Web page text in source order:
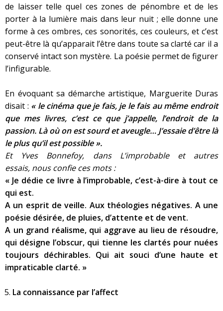
de laisser telle quel ces zones de pénombre et de les
porter à la lumière mais dans leur nuit ; elle donne une
forme à ces ombres, ces sonorités, ces couleurs, et c’est
peut-être là qu’apparait l’être dans toute sa clarté car il a
conservé intact son mystère. La poésie permet de figurer
l’infigurable.
En évoquant sa démarche artistique, Marguerite Duras
disait : « le cinéma que je fais, je le fais au même endroit
que mes livres, c’est ce que j’appelle, l’endroit de la
passion. Là où on est sourd et aveugle… J’essaie d’être là
le plus qu’il est possible ».
Et Yves Bonnefoy, dans L’improbable et autres
essais, nous confie ces mots :
« Je dédie ce livre à l’improbable, c’est-à-dire à tout ce
qui est.
A un esprit de veille. Aux théologies négatives. A une
poésie désirée, de pluies, d’attente et de vent.
A un grand réalisme, qui aggrave au lieu de résoudre,
qui désigne l’obscur, qui tienne les clartés pour nuées
toujours déchirables. Qui ait souci d’une haute et
impraticable clarté. »
La connaissance par l’affect